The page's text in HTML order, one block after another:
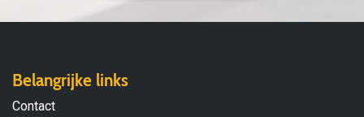
Belangrijke links
Contact